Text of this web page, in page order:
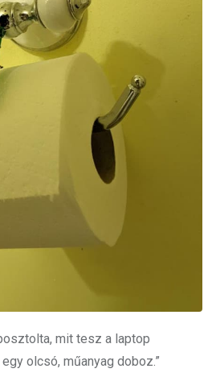
mit tesz a laptop
olcsó, műanyag doboz.”